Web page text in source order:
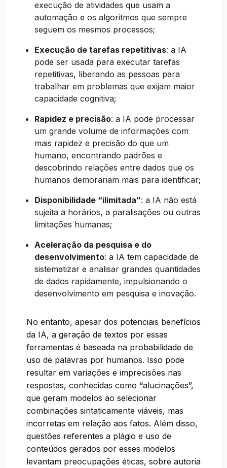
execução de atividades que usam a
automação e os algoritmos que sempre
seguem os mesmos processos;
Execução de tarefas repetitivas: a IA
pode ser usada para executar tarefas
repetitivas, liberando as pessoas para
trabalhar em problemas que exijam maior
capacidade cognitiva;
Rapidez e precisão: a IA pode processar
um grande volume de informações com
mais rapidez e precisão do que um
humano, encontrando padrões e
descobrindo relações entre dados que os
humanos demorariam mais para identificar;
Disponibilidade “ilimitada”: a IA não está
sujeita a horários, a paralisações ou outras
limitações humanas;
Aceleração da pesquisa e do
desenvolvimento: a IA tem capacidade de
sistematizar e analisar grandes quantidades
de dados rapidamente, impulsionando o
desenvolvimento em pesquisa e inovação.
No entanto, apesar dos potenciais benefícios
da IA, a geração de textos por essas
ferramentas é baseada na probabilidade de
uso de palavras por humanos. Isso pode
resultar em variações e imprecisões nas
respostas, conhecidas como “alucinações”,
que geram modelos ao selecionar
combinações sintaticamente viáveis, mas
incorretas em relação aos fatos. Além disso,
questões referentes a plágio e uso de
conteúdos gerados por esses modelos
levantam preocupações éticas, sobre autoria